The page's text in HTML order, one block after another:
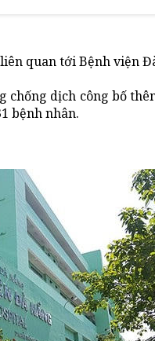
quan tới Bệnh viện
chống dịch công bố
bệnh nhân.